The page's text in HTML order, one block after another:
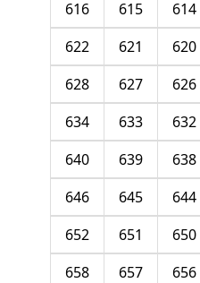
614
615
616
620
621
622
626
627
628
632
633
634
638
639
640
644
645
646
650
651
652
656
657
658